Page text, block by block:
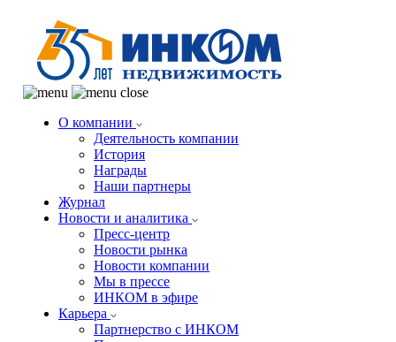
О компании
Деятельность компании
История
Награды
Наши партнеры
Журнал
Новости и аналитика
Пресс-центр
Новости рынка
Новости компании
Мы в прессе
ИНКОМ в эфире
Карьера
Партнерство с ИНКОМ